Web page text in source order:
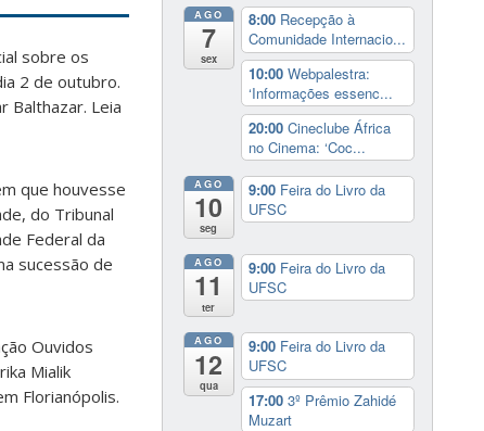
sobre os
2 de outubro.
Balthazar. Leia
que houvesse
do Tribunal
Federal da
sucessão de
Ouvidos
Mialik
Florianópolis.
AGO
7
sex
8:00 Recepção à
Comunidade Internacio...
10:00 Webpalestra:
‘Informações essenc...
20:00 Cineclube África
no Cinema: ‘Coc...
AGO
10
seg
9:00 Feira do Livro da
UFSC
AGO
11
ter
9:00 Feira do Livro da
UFSC
AGO
12
qua
9:00 Feira do Livro da
UFSC
17:00 3º Prêmio Zahidé
Muzart